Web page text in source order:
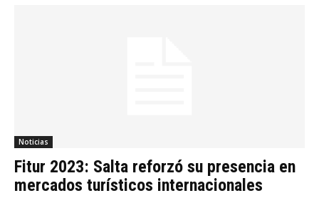
Noticias
Fitur 2023: Salta reforzó su presencia en
mercados turísticos internacionales